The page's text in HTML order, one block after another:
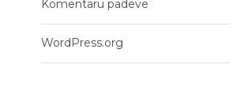
Komentāru padeve
WordPress.org